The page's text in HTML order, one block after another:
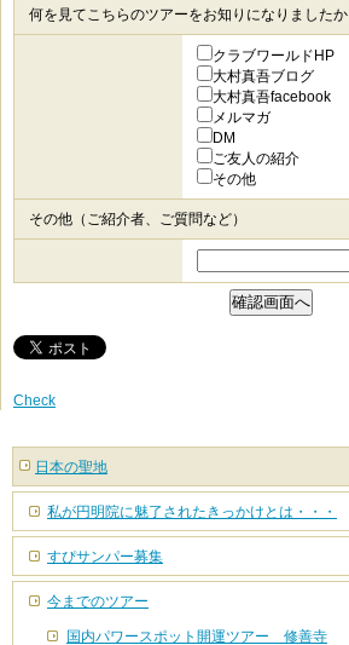
何を見てこちらのツアーをお知りになりましたか
クラブワールドHP
大村真吾ブログ
大村真吾facebook
メルマガ
DM
ご友人の紹介
その他
その他（ご紹介者、ご質問など）
Check
日本の聖地
私が円明院に魅了されたきっかけとは・・・
すぴサンパー募集
今までのツアー
国内パワースポット開運ツアー 修善寺